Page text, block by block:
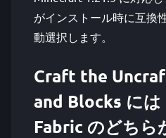
がインストール時に互換
動選択します。
Craft the
and Blocks には
Fabric のどちら